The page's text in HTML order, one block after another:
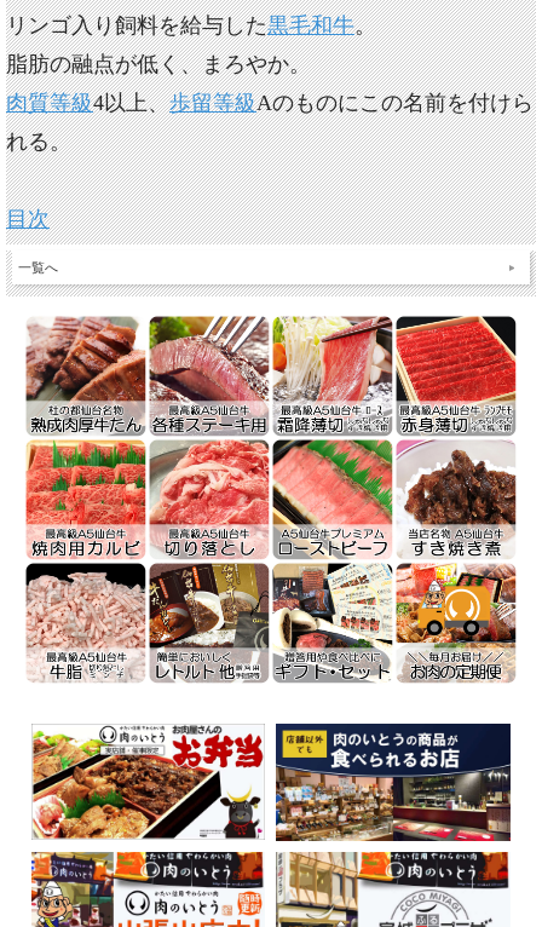
リンゴ入り飼料を給与した黒毛和牛。
脂肪の融点が低く、まろやか。
肉質等級4以上、歩留等級Aのものにこの名前を付けら
れる。
目次
一覧へ